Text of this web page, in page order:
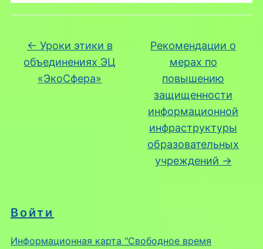
Войти
Информационная карта "Свободное время
← Уроки этики в
объединениях ЭЦ
«ЭкоСфера»
Рекомендации о
мерах по
повышению
защищенности
информационной
инфраструктуры
образовательных
учреждений →